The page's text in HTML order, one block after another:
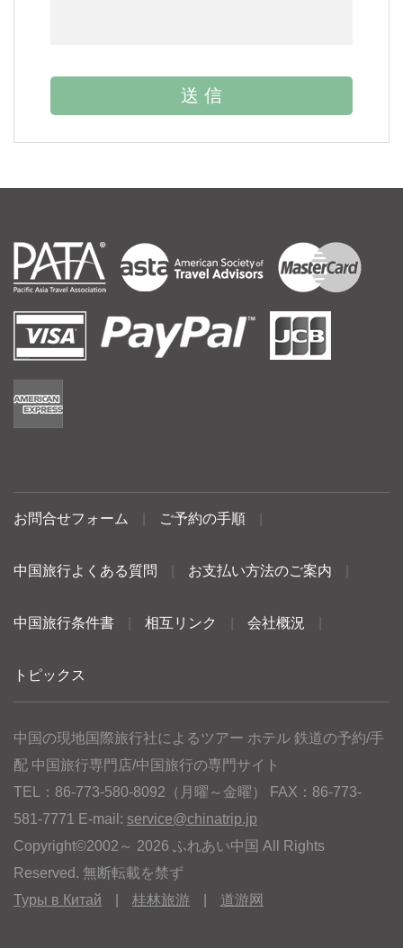
お問合せフォーム ご予約の手順
中国旅行よくある質問 お支払い方法のご案内
中国旅行条件書 相互リンク 会社概況
トピックス
中国の現地国際旅行社によるツアー ホテル 鉄道の予約/手
配 中国旅行専門店/中国旅行の専門サイト
TEL：86-773-580-8092（月曜～金曜） FAX：86-773-
581-7771 E-mail: service@chinatrip.jp
Copyright©2002～ 2026 ふれあい中国 All Rights
Reserved. 無断転載を禁ず
Туры в Китай
桂林旅游 道游网